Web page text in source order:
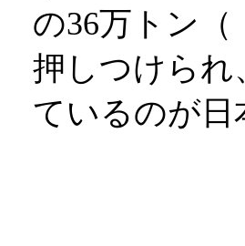
の36万トン
押しつけられ
ているのが日